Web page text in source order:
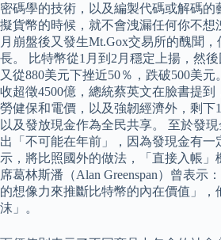
密碼學的技術，以及編製代碼或解碼的
擬貨幣的時候，就不會洩漏任何你不想
月崩盤後又發生Mt.Gox交易所的醜聞
長。 比特幣從1月到2月穩定上揚，然
又從880美元下挫近50％，跌破500美元
收超徵4500億，總統蔡英文在臉書提
勞健保和電價，以及強韌經濟外，剩下
以及發放現金作為全民共享。 至於發
出「不可能在年前」，因為發現金有一
示，將比照國外的做法，「直接入帳」
席葛林斯潘（Alan Greenspan）曾表示
的想像力來推斷比特幣的內在價值」，
沫」。